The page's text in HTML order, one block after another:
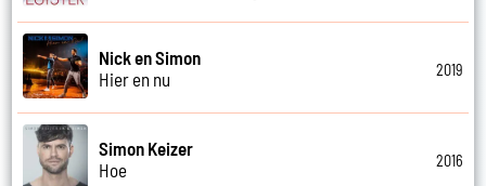
Nick en Simon
Hier en nu
2019
Simon Keizer
Hoe
2016